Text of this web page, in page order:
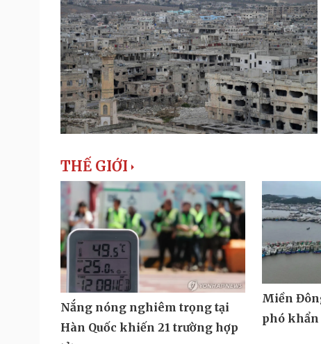
THẾ GIỚI
Nắng nóng nghiêm trọng tại
Hàn Quốc khiến 21 trường hợp
Miền
phó khẩn